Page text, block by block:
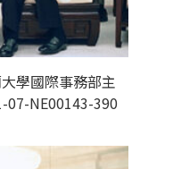
學國際事務部主
07-NE00143-390